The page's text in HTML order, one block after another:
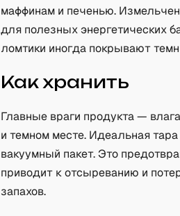
маффинам и печенью.
для полезных энергетических
ломтики иногда покрывают
Как хранить
Главные враги продукта —
и темном месте. Идеальная
вакуумный пакет. Это
приводит к отсыреванию и
запахов.